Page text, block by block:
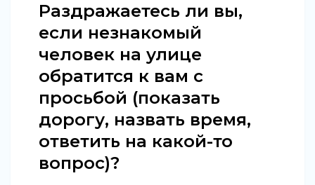
Раздражаетесь ли вы,
если незнакомый
человек на улице
обратится к вам с
просьбой (показать
дорогу, назвать время,
ответить на какой-то
вопрос)?